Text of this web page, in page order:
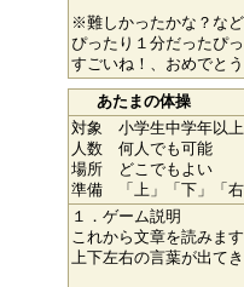
※難しかったかな？な
ぴったり１分だったぴ
すごいね！、おめでと
あたまの体操
対象 小学生中学年以上
人数 何人でも可能
場所 どこでもよい
準備 「上」「下」「右
１．ゲーム説明
これから文章を読みま
上下左右の言葉が出て